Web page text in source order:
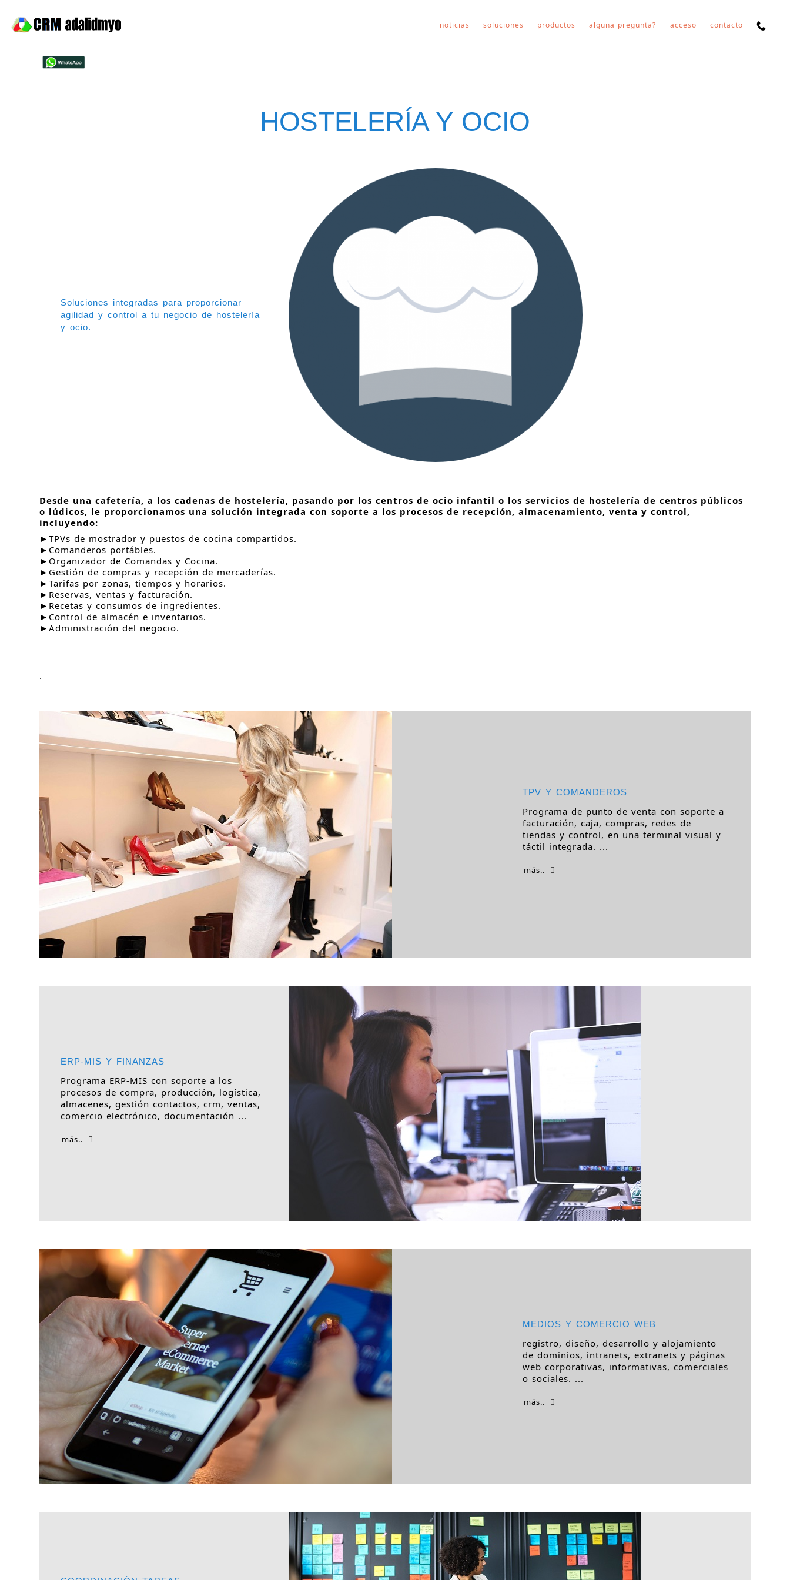
noticias soluciones productos alguna pregunta? acceso contacto
HOSTELERÍA Y OCIO
Soluciones integradas para proporcionar
agilidad y control a tu negocio de hostelería
y ocio.
Desde una cafetería, a los cadenas de hostelería, pasando por los centros de ocio infantil o los servicios de hostelería de centros públicos
o lúdicos, le proporcionamos una solución integrada con soporte a los procesos de recepción, almacenamiento, venta y control,
incluyendo:
►TPVs de mostrador y puestos de cocina compartidos.
►Comanderos portábles.
►Organizador de Comandas y Cocina.
►Gestión de compras y recepción de mercaderías.
►Tarifas por zonas, tiempos y horarios.
►Reservas, ventas y facturación.
►Recetas y consumos de ingredientes.
►Control de almacén e inventarios.
►Administración del negocio.
.
TPV Y COMANDEROS
Programa de punto de venta con soporte a
facturación, caja, compras, redes de
tiendas y control, en una terminal visual y
táctil integrada. ...
más..
ERP-MIS Y FINANZAS
Programa ERP-MIS con soporte a los
procesos de compra, producción, logística,
almacenes, gestión contactos, crm, ventas,
comercio electrónico, documentación ...
más..
MEDIOS Y COMERCIO WEB
registro, diseño, desarrollo y alojamiento
de dominios, intranets, extranets y páginas
web corporativas, informativas, comerciales
o sociales. ...
más..